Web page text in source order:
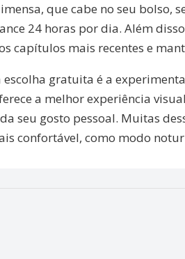
que cabe no seu bolso,
24 horas por dia. Além
capítulos mais recentes e
gratuita é a
a melhor experiência
seu gosto pessoal. Muitas
confortável, como modo